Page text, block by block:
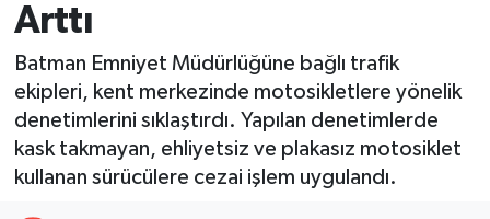
Arttı
Batman Emniyet Müdürlüğüne bağlı trafik
ekipleri, kent merkezinde motosikletlere yönelik
denetimlerini sıklaştırdı. Yapılan denetimlerde
kask takmayan, ehliyetsiz ve plakasız motosiklet
kullanan sürücülere cezai işlem uygulandı.
Resmi İlanlar